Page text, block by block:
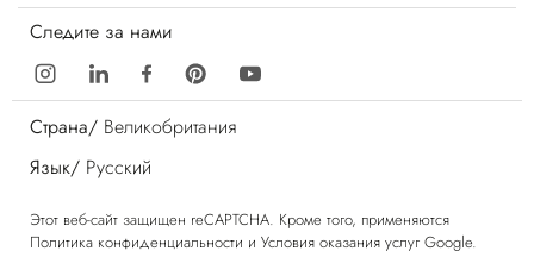
Следите за нами
Страна/ Великобритания
Язык/ Русский
Этот веб-сайт защищен reCAPTCHA. Кроме того, применяются
Политика конфиденциальности и Условия оказания услуг Google.